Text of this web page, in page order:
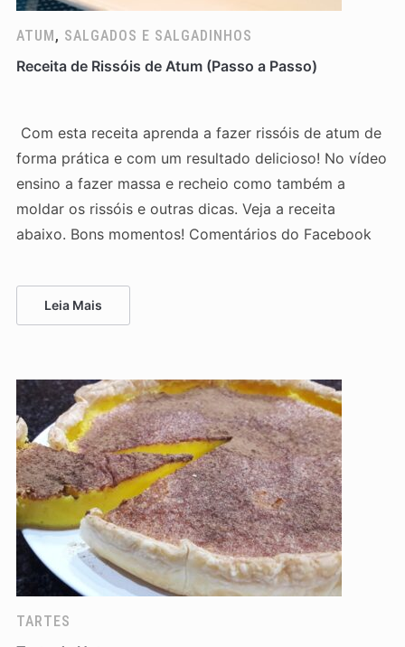
ATUM , SALGADOS E SALGADINHOS
Receita de Rissóis de Atum (Passo a Passo)
Com esta receita aprenda a fazer rissóis de atum de
forma prática e com um resultado delicioso! No vídeo
ensino a fazer massa e recheio como também a
moldar os rissóis e outras dicas. Veja a receita
abaixo. Bons momentos! Comentários do Facebook
Leia Mais
TARTES